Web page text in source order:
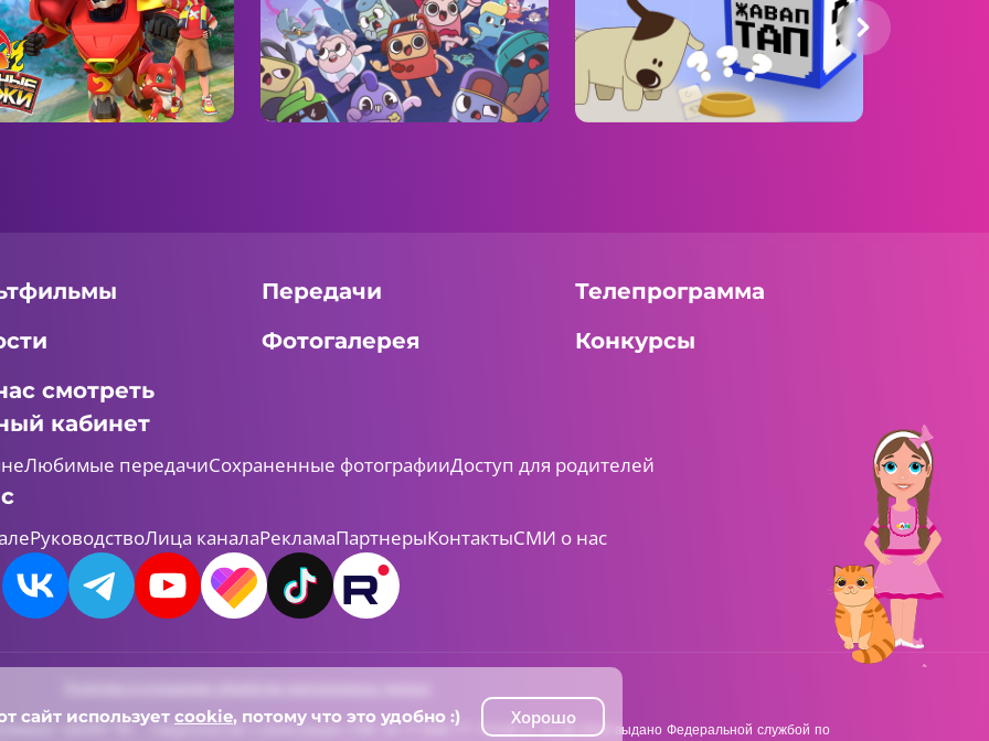
Передачи
Телепрограмма
Фотогалерея
Конкурсы
смотреть
кабинет
Любимые передачиСохраненные фотографииДоступ для родителей
РуководствоЛица каналаРекламаПартнерыКонтактыСМИ о нас
«ШАЯН ТВ» , Свидетельство о регистрации СМИ Эл-Л №ФС77-73138 от 22.06.2018 выдано Федеральной службой по
сайт использует cookie, потому что это удобно :) Хорошо